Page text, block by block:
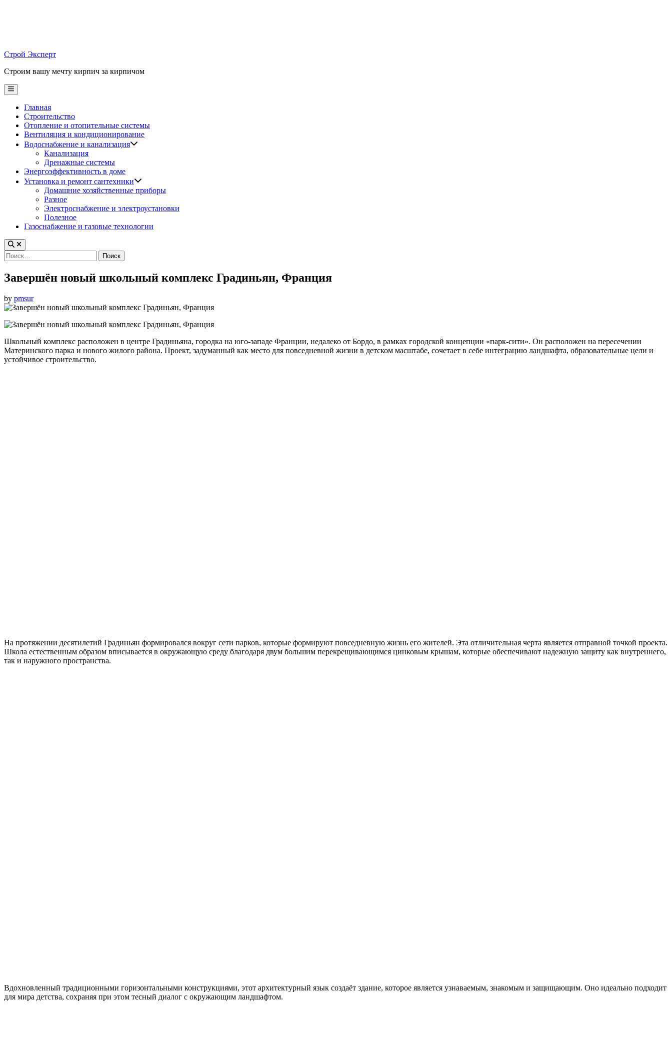
Строй Эксперт
Строим вашу мечту кирпич за кирпичом
Main
Menu
Главная
Строительство
Отопление и отопительные системы
Вентиляция и кондиционирование
Водоснабжение и канализация
Канализация
Дренажные системы
Энергоэффективность в доме
Установка и ремонт сантехники
Домашние хозяйственные приборы
Разное
Электроснабжение и электроустановки
Полезное
Газоснабжение и газовые технологии
Найти:
Завершён новый школьный комплекс Градиньян, Франция
by pmsur
Школьный комплекс расположен в центре Градиньяна, городка на юго-западе Франции, недалеко от Бордо, в рамках городской концепции «парк-сити». Он расположен на пересечении
Материнского парка и нового жилого района. Проект, задуманный как место для повседневной жизни в детском масштабе, сочетает в себе интеграцию ландшафта, образовательные цели и
устойчивое строительство.
На протяжении десятилетий Градиньян формировался вокруг сети парков, которые формируют повседневную жизнь его жителей. Эта отличительная черта является отправной точкой проекта.
Школа естественным образом вписывается в окружающую среду благодаря двум большим перекрещивающимся цинковым крышам, которые обеспечивают надежную защиту как внутреннего,
так и наружного пространства.
Вдохновленный традиционными горизонтальными конструкциями, этот архитектурный язык создаёт здание, которое является узнаваемым, знакомым и защищающим. Оно идеально подходит
для мира детства, сохраняя при этом тесный диалог с окружающим ландшафтом.